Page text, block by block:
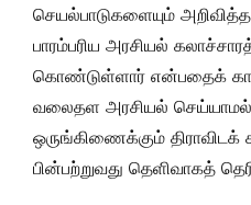
செயல்பாடுகளையும்
பாரம்பரிய அரசியல்
கொண்டுள்ளார் என்பதைக்
வலைதள அரசியல்
ஒருங்கிணைக்கும்
பின்பற்றுவது தெளிவாகத்